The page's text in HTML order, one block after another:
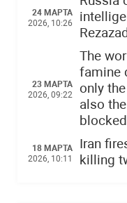
24 МАРТА
2026, 10:26
23 МАРТА
2026, 09:22
The
famine
only
also
18 МАРТА
2026, 10:11
Iran
killing